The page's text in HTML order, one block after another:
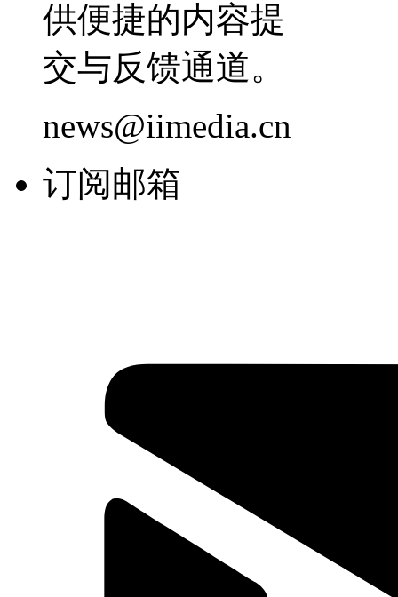
供便捷的内容提
交与反馈通道。
news@iimedia.cn
订阅邮箱